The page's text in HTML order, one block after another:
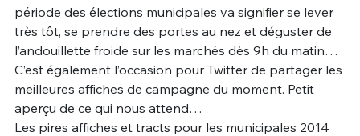
période des élections municipales va signifier se lever
très tôt, se prendre des portes au nez et déguster de
l’andouillette froide sur les marchés dès 9h du matin…
C’est également l’occasion pour Twitter de partager les
meilleures affiches de campagne du moment. Petit
aperçu de ce qui nous attend…
Les pires affiches et tracts pour les municipales 2014